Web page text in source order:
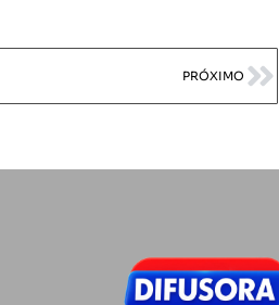
PRÓXIMO